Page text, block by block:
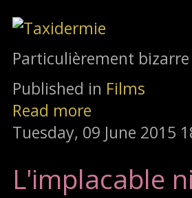
Particulièrement
Published in Films
Read more
Tuesday, 09 June 2015
L'implacable